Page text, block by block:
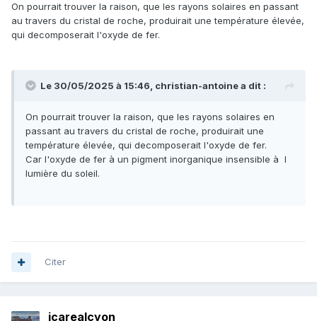
On pourrait trouver la raison, que les rayons solaires en passant
au travers du cristal de roche, produirait une température élevée,
qui decomposerait l'oxyde de fer.
Le 30/05/2025 à 15:46, christian-antoinea dit :
On pourrait trouver la raison, que les rayons solaires en
passant au travers du cristal de roche, produirait une
température élevée, qui decomposerait l'oxyde de fer.
Car l'oxyde de fer à un pigment inorganique insensible à l
lumière du soleil.
Citer
icarealcyon